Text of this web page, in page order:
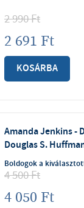
2 990Ft
2 691 Ft
KOSÁRBA
Amanda Jenkins -
Douglas S.
Boldogok a
4 500Ft
4 050 Ft